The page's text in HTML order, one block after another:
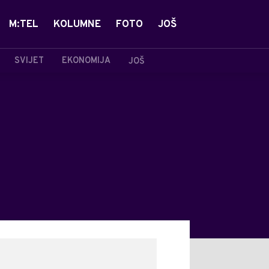
SVIJET EKONOMIJA JOŠ
M:TEL KOLUMNE FOTO JOŠ